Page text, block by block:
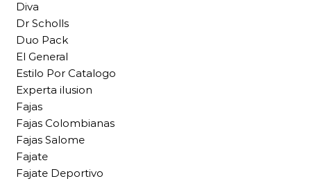
Diva
Dr Scholls
Duo Pack
El General
Estilo Por Catalogo
Experta ilusion
Fajas
Fajas Colombianas
Fajas Salome
Fajate
Fajate Deportivo